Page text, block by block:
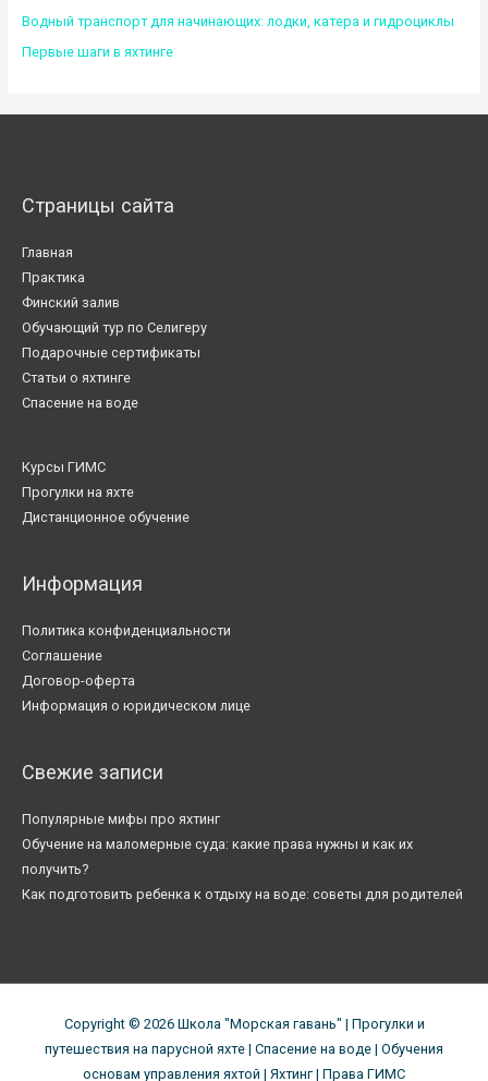
Водный транспорт для начинающих: лодки, катера и гидроциклы
Первые шаги в яхтинге
Страницы сайта
Главная
Практика
Финский залив
Обучающий тур по Селигеру
Подарочные сертификаты
Статьи о яхтинге
Спасение на воде
Курсы ГИМС
Прогулки на яхте
Дистанционное обучение
Информация
Политика конфиденциальности
Соглашение
Договор-оферта
Информация о юридическом лице
Свежие записи
Популярные мифы про яхтинг
Обучение на маломерные суда: какие права нужны и как их
получить?
Как подготовить ребенка к отдыху на воде: советы для родителей
Copyright © 2026 Школа "Морская гавань" | Прогулки и
путешествия на парусной яхте | Спасение на воде | Обучения
основам управления яхтой | Яхтинг | Права ГИМС